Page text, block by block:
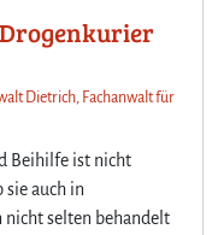
Dietrich, Fachanwalt für
Beihilfe ist nicht
auch in
nicht selten behandelt